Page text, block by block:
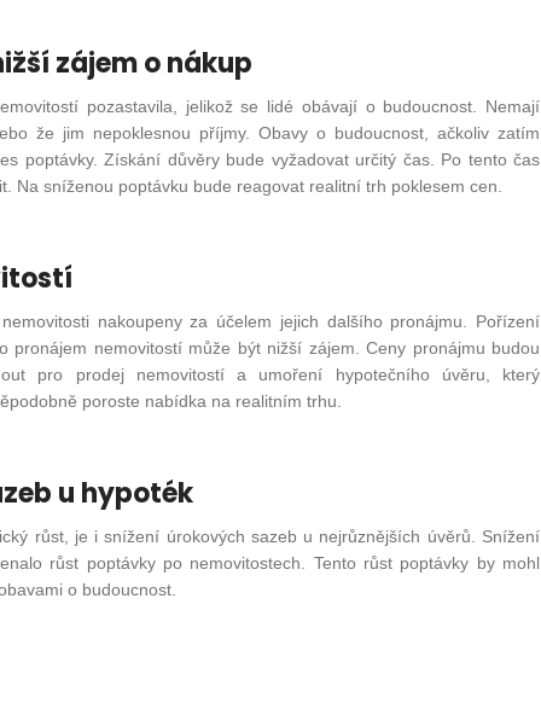
zájem o nákup
pozastavila, jelikož se lidé obávají o budoucnost. Nemají
že jim nepoklesnou příjmy. Obavy o budoucnost, ačkoliv zatím
poptávky. Získání důvěry bude vyžadovat určitý čas. Po tento čas
Na sníženou poptávku bude reagovat realitní trh poklesem cen.
nakoupeny za účelem jejich dalšího pronájmu. Pořízení
pronájem nemovitostí může být nižší zájem. Ceny pronájmu budou
pro prodej nemovitostí a umoření hypotečního úvěru, který
poroste nabídka na realitním trhu.
u hypoték
růst, je i snížení úrokových sazeb u nejrůznějších úvěrů. Snížení
růst poptávky po nemovitostech. Tento růst poptávky by mohl
o budoucnost.